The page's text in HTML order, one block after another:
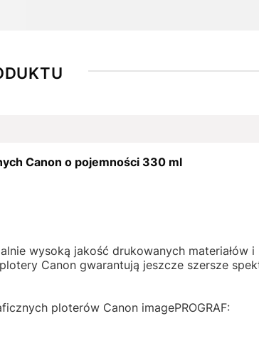
Canon o pojemności 330 ml
wysoką jakość drukowanych materiałów i
Canon gwarantują jeszcze szersze
ploterów Canon imagePROGRAF: